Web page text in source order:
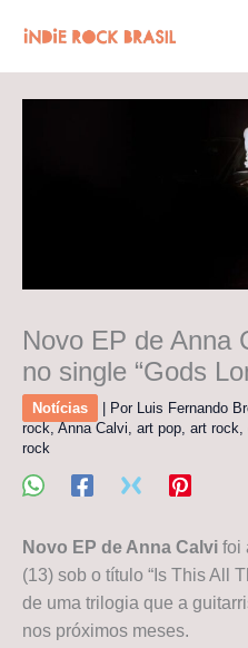
para
o
conteúdo
Novo EP de Anna
no single “Gods
Notícias | Por Luis Fernando
rock, Anna Calvi, art pop, art rock,
rock
Novo EP de Anna Calvi foi
(13) sob o título “Is This All
de uma trilogia que a
nos próximos meses.